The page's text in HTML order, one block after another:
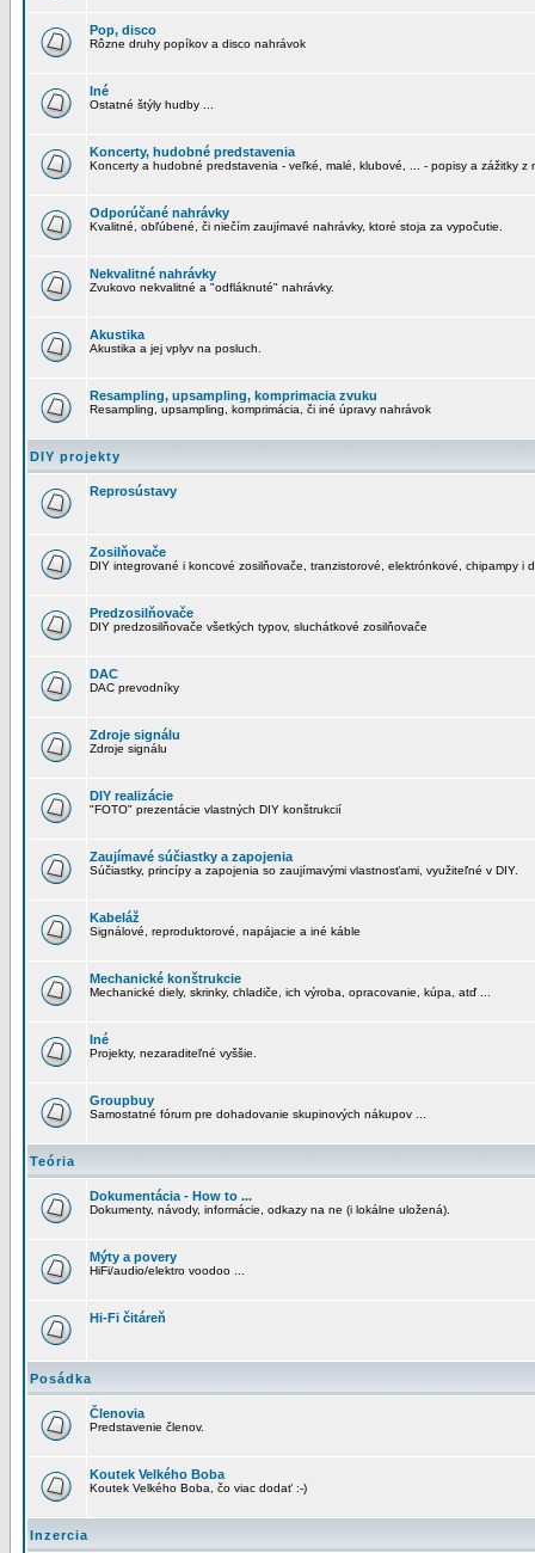
Pop, disco
Rôzne druhy popíkov a disco nahrávok
Iné
Ostatné štýly hudby ...
Koncerty, hudobné predstavenia
Koncerty a hudobné predstavenia - veľké, malé, klubové, ... - popisy a zážitky z
Odporúčané nahrávky
Kvalitné, obľúbené, či niečím zaujímavé nahrávky, ktoré stoja za vypočutie.
Nekvalitné nahrávky
Zvukovo nekvalitné a "odfláknuté" nahrávky.
Akustika
Akustika a jej vplyv na posluch.
Resampling, upsampling, komprimacia zvuku
Resampling, upsampling, komprimácia, či iné úpravy nahrávok
DIY projekty
Reprosústavy
Zosilňovače
DIY integrované i koncové zosilňovače, tranzistorové, elektrónkové, chipampy i
Predzosilňovače
DIY predzosilňovače všetkých typov, sluchátkové zosilňovače
DAC
DAC prevodníky
Zdroje signálu
Zdroje signálu
DIY realizácie
"FOTO" prezentácie vlastných DIY konštrukcií
Zaujímavé súčiastky a zapojenia
Súčiastky, princípy a zapojenia so zaujímavými vlastnosťami, využiteľné v DIY.
Kabeláž
Signálové, reproduktorové, napájacie a iné káble
Mechanické konštrukcie
Mechanické diely, skrinky, chladiče, ich výroba, opracovanie, kúpa, atď ...
Iné
Projekty, nezaraditeľné vyššie.
Groupbuy
Samostatné fórum pre dohadovanie skupinových nákupov ...
Teória
Dokumentácia - How to ...
Dokumenty, návody, informácie, odkazy na ne (i lokálne uložená).
Mýty a povery
HiFi/audio/elektro voodoo ...
Hi-Fi čitáreň
Posádka
Členovia
Predstavenie členov.
Koutek Velkého Boba
Koutek Velkého Boba, čo viac dodať :-)
Inzercia